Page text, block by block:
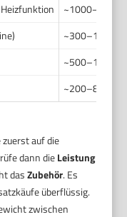
~1000–1600
~300–1200 W
~500–1200 W
~200–800 W
auf die
dann dieLeistung
dasZubehör. Es
überflüssig.
zwischen